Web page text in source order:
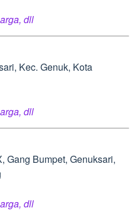
dll
Kec. Genuk, Kota
dll
Gang Bumpet, Genuksari,
dll